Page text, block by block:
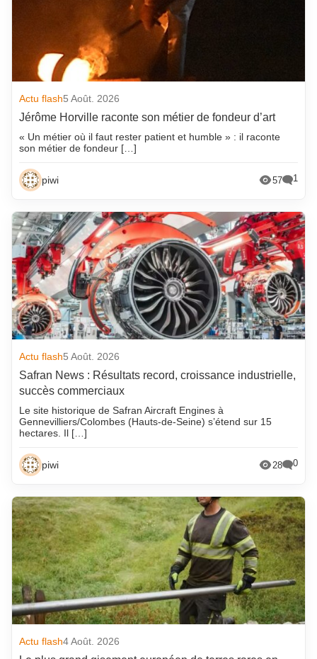
Actu flash5 Août. 2026
Jérôme Horville raconte son métier de fondeur d’art
« Un métier où il faut rester patient et humble » : il raconte
son métier de fondeur […]
piwi 57 1
Actu flash5 Août. 2026
Safran News : Résultats record, croissance industrielle,
succès commerciaux
Le site historique de Safran Aircraft Engines à
Gennevilliers/Colombes (Hauts-de-Seine) s’étend sur 15
hectares. Il […]
piwi 28 0
Actu flash4 Août. 2026